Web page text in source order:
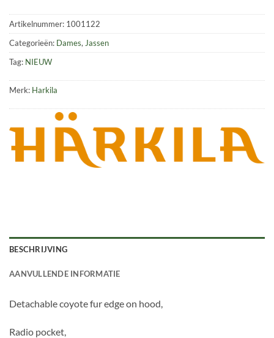
Artikelnummer: 1001122
Categorieën: Dames,Jassen
Tag: NIEUW
Merk: Harkila
BESCHRIJVING
AANVULLENDE INFORMATIE
Detachable coyote fur edge on hood,
Radio pocket,